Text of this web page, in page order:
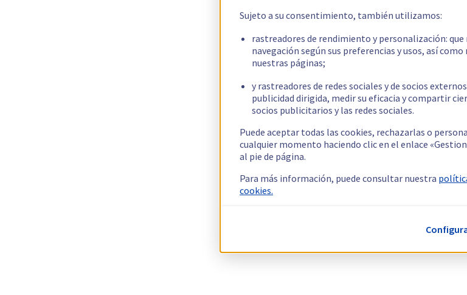
Sujeto a su consentimiento, también utilizamos:
rastreadores de rendimiento y personalización:
navegación según sus preferencias y usos, así
nuestras páginas;
y rastreadores de redes sociales y de socios
publicidad dirigida, medir su eficacia y compartir
socios publicitarios y las redes sociales.
Puede aceptar todas las cookies, rechazarlas o
cualquier momento haciendo clic en el enlace
al pie de página.
Para más información, puede consultar nuestra
cookies.